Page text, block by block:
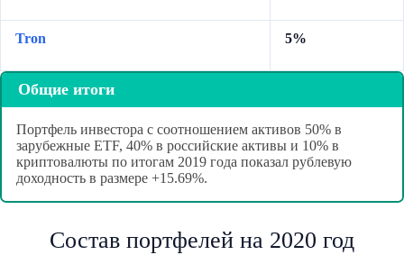
Tron 5%
Общие итоги
Портфель инвестора с соотношением активов 50% в
зарубежные ETF, 40% в российские активы и 10% в
криптовалюты по итогам 2019 года показал рублевую
доходность в размере +15.69%.
Состав портфелей на 2020 год